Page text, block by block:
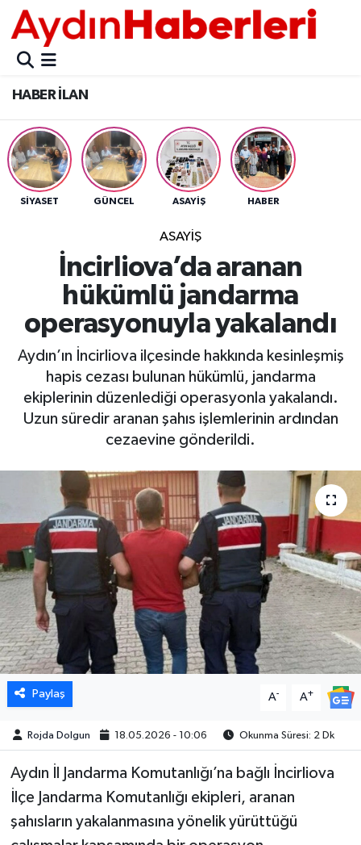
HABER İLAN
SİYASET GÜNCEL ASAYİŞ HABER
ASAYİŞ
İncirliova’da aranan
hükümlü jandarma
operasyonuyla yakalandı
Aydın’ın İncirliova ilçesinde hakkında kesinleşmiş
hapis cezası bulunan hükümlü, jandarma
ekiplerinin düzenlediği operasyonla yakalandı.
Uzun süredir aranan şahıs işlemlerinin ardından
cezaevine gönderildi.
Paylaş A- A+
Rojda Dolgun 18.05.2026 - 10:06 Okunma Süresi: 2 Dk
Aydın İl Jandarma Komutanlığı’na bağlı İncirliova
İlçe Jandarma Komutanlığı ekipleri, aranan
şahısların yakalanmasına yönelik yürüttüğü
GÜNCEL
POLİTİKA
BELEDİYELER
ASAYİŞ
BÜLTEN
ÇEVRE
DIŞ
DÜNYA
EĞİTİM
EKOLOJİ VE ÇEVRE
BİLİM VE TEKNOLOJİ
GENEL
GÜNDEM
HABERDE İNSAN
MAGAZİN
ÖZEL HABER
Aydın Nöbetçi Eczaneler
Aydın Hava Durumu
Aydin Namaz Vakitleri
Aydın Trafik Yoğunluk Haritası
Tüm Manşetler
Son Dakika Haberleri
Haber Arşivi